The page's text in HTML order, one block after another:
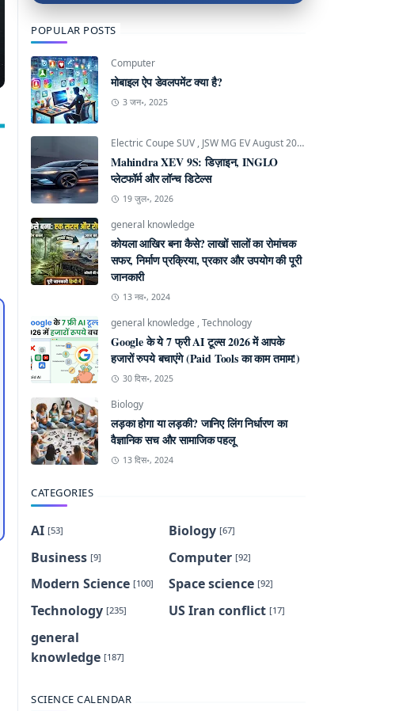
POPULAR POSTS
Computer
मोबाइल ऐप डेवलपमेंट क्या है?
3 जन॰, 2025
Electric Coupe SUV , JSW MG EV August 2026
Mahindra XEV 9S: डिज़ाइन, INGLO
प्लेटफॉर्म और लॉन्च डिटेल्स
19 जुल॰, 2026
general knowledge
कोयला आखिर बना कैसे? लाखों सालों का रोमांचक
सफर, निर्माण प्रक्रिया, प्रकार और उपयोग की पूरी
जानकारी
13 नव॰, 2024
general knowledge ,Technology
Google के ये 7 फ्री AI टूल्स 2026 में आपके
हजारों रुपये बचाएंगे (Paid Tools का काम तमाम!)
30 दिस॰, 2025
Biology
लड़का होगा या लड़की? जानिए लिंग निर्धारण का
वैज्ञानिक सच और सामाजिक पहलू
13 दिस॰, 2024
CATEGORIES
AI [53] Biology [67]
Business [9] Computer [92]
Modern Science [100] Space science [92]
Technology [235] US Iran conflict [17]
general
knowledge [187]
SCIENCE CALENDAR